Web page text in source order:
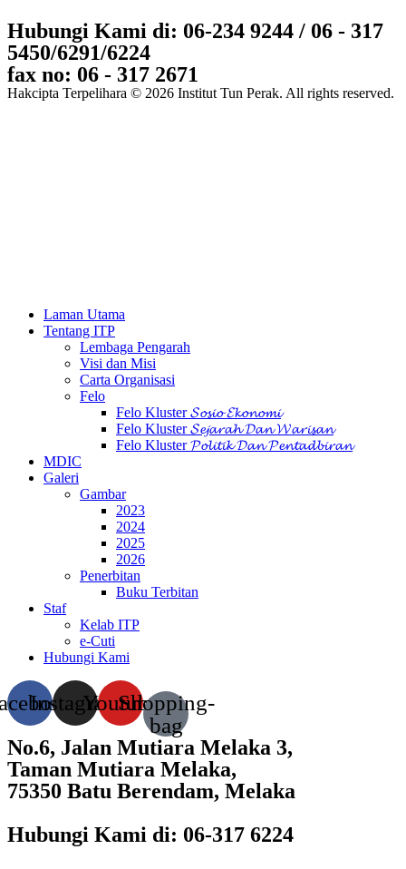
Hubungi Kami di: 06-234 9244 / 06 - 317
5450/6291/6224
fax no: 06 - 317 2671
Hakcipta Terpelihara © 2026 Institut Tun Perak. All rights reserved.
Laman Utama
Tentang ITP
Lembaga Pengarah
Visi dan Misi
Carta Organisasi
Felo
Felo Kluster 𝓢𝓸𝓼𝓲𝓸 𝓔𝓴𝓸𝓷𝓸𝓶𝓲
Felo Kluster 𝓢𝓮𝓳𝓪𝓻𝓪𝓱 𝓓𝓪𝓷 𝓦𝓪𝓻𝓲𝓼𝓪𝓷
Felo Kluster 𝓟𝓸𝓵𝓲𝓽𝓲𝓴 𝓓𝓪𝓷 𝓟𝓮𝓷𝓽𝓪𝓭𝓫𝓲𝓻𝓪𝓷
MDIC
Galeri
Gambar
2023
2024
2025
2026
Penerbitan
Buku Terbitan
Staf
Kelab ITP
e-Cuti
Hubungi Kami
InstagramYoutube
Shopping-
bag
No.6, Jalan Mutiara Melaka 3,
Taman Mutiara Melaka,
75350 Batu Berendam, Melaka
Hubungi Kami di: 06-317 6224